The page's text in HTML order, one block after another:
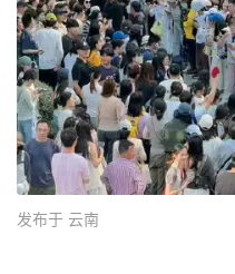
发布于 云南